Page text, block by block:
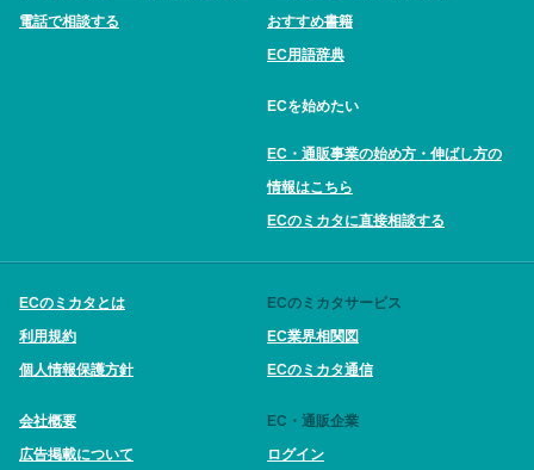
電話で相談する
おすすめ書籍
EC用語辞典
ECを始めたい
EC・通販事業の始め方・伸ばし方の
情報はこちら
ECのミカタに直接相談する
ECのミカタとは
利用規約
個人情報保護方針
会社概要
広告掲載について
ECのミカタサービス
EC業界相関図
ECのミカタ通信
EC・通販企業
ログイン